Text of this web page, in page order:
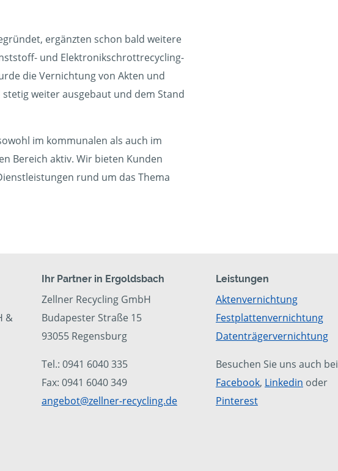
ergänzten schon bald weitere
und Elektronikschrottrecycling-
die Vernichtung von Akten und
weiter ausgebaut und dem Stand
im kommunalen als auch im
Bereich aktiv. Wir bieten Kunden
rund um das Thema
&
Ihr Partner in Ergoldsbach
Zellner Recycling GmbH
Budapester Straße 15
93055 Regensburg
Tel.: 0941 6040 335
Fax: 0941 6040 349
angebot@zellner-recycling.de
Leistungen
Aktenvernichtung
Festplattenvernichtung
Datenträgervernichtung
Besuchen Sie uns auch bei
Facebook, Linkedin oder
Pinterest